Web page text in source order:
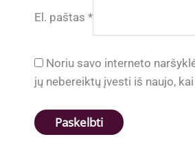
El. paštas *
Noriu savo interneto
jų nebereiktų įvesti iš naujo,